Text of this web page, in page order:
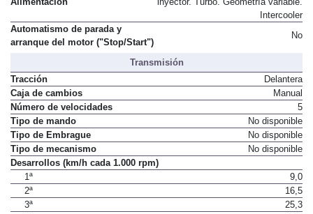
Intercooler
Automatismo de parada y
arranque del motor ("Stop/Start")
No
Transmisión
Tracción
Delantera
Caja de cambios
Manual
Número de velocidades
5
Tipo de mando
No disponible
Tipo de Embrague
No disponible
Tipo de mecanismo
No disponible
Desarrollos (km/h cada 1.000 rpm)
1ª
9,0
2ª
16,5
3ª
25,3